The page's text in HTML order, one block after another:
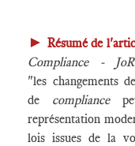
► Résumé de
Compliance -
"les changements
de compliance
représentation
lois issues de la